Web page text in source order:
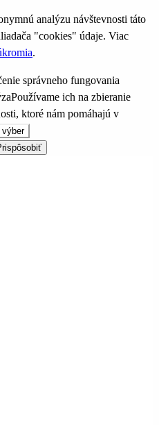
analýzu návštevnosti táto
"cookies" údaje. Viac
.
správneho fungovania
Používame ich na zbieranie
ktoré nám pomáhajú v